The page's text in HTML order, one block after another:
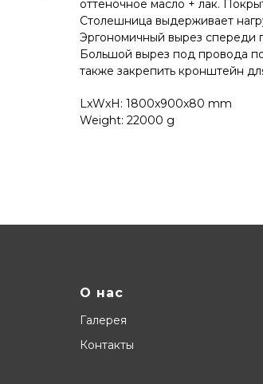
оттеночное масло + лак.
Столешница выдерживает
Эргономичный вырез спереди
Большой вырез под провода
также закрепить кронштейн
LxWxH: 1800x900x80 mm
Weight: 22000 g
О нас
Галерея
Контакты